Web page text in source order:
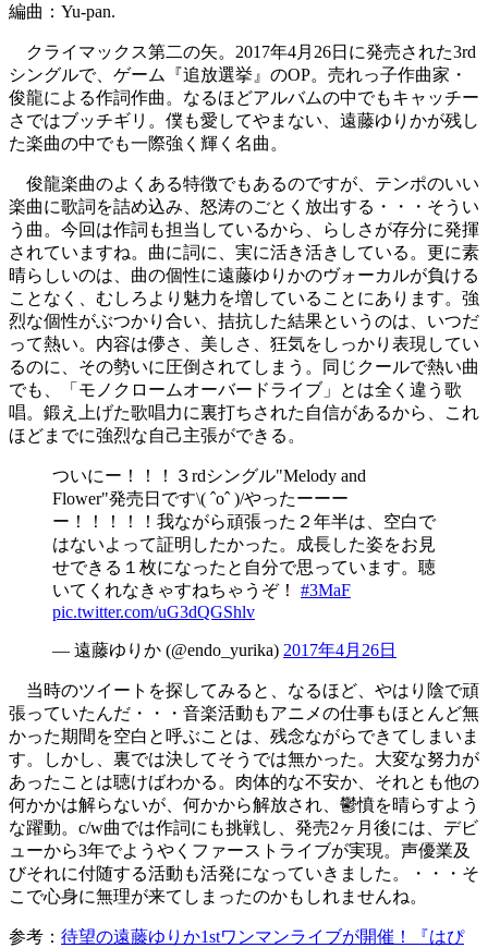
編曲：Yu-pan.
クライマックス第二の矢。2017年4月26日に発売された3rd
シングルで、ゲーム『追放選挙』のOP。売れっ子作曲家・
俊龍による作詞作曲。なるほどアルバムの中でもキャッチー
さではブッチギリ。僕も愛してやまない、遠藤ゆりかが残し
た楽曲の中でも一際強く輝く名曲。
俊龍楽曲のよくある特徴でもあるのですが、テンポのいい
楽曲に歌詞を詰め込み、怒涛のごとく放出する・・・そうい
う曲。今回は作詞も担当しているから、らしさが存分に発揮
されていますね。曲に詞に、実に活き活きしている。更に素
晴らしいのは、曲の個性に遠藤ゆりかのヴォーカルが負ける
ことなく、むしろより魅力を増していることにあります。強
烈な個性がぶつかり合い、拮抗した結果というのは、いつだ
って熱い。内容は儚さ、美しさ、狂気をしっかり表現してい
るのに、その勢いに圧倒されてしまう。同じクールで熱い曲
でも、「モノクロームオーバードライブ」とは全く違う歌
唱。鍛え上げた歌唱力に裏打ちされた自信があるから、これ
ほどまでに強烈な自己主張ができる。
ついにー！！！３rdシングル"Melody and
Flower"発売日です\( ˆoˆ )/やったーーー
ー！！！！！我ながら頑張った２年半は、空白で
はないよって証明したかった。成長した姿をお見
せできる１枚になったと自分で思っています。聴
いてくれなきゃすねちゃうぞ！ #3MaF
pic.twitter.com/uG3dQGShlv
— 遠藤ゆりか (@endo_yurika) 2017年4月26日
当時のツイートを探してみると、なるほど、やはり陰で頑
張っていたんだ・・・音楽活動もアニメの仕事もほとんど無
かった期間を空白と呼ぶことは、残念ながらできてしまいま
す。しかし、裏では決してそうでは無かった。大変な努力が
あったことは聴けばわかる。肉体的な不安か、それとも他の
何かかは解らないが、何かから解放され、鬱憤を晴らすよう
な躍動。c/w曲では作詞にも挑戦し、発売2ヶ月後には、デビ
ューから3年でようやくファーストライブが実現。声優業及
びそれに付随する活動も活発になっていきました。・・・そ
こで心身に無理が来てしまったのかもしれませんね。
参考： 待望の遠藤ゆりか1stワンマンライブが開催！『はぴ